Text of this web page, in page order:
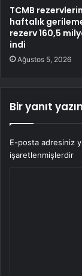
TCMB
haftalık
rezerv 160,5
indi
Ağustos 5, 2026
Bir yanıt yazın
E-posta adresiniz
işaretlenmişlerdir